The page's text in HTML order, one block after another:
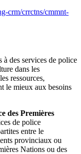
crm/crrctns/cmmnt-
à des services de police
dans les
ressources,
le mieux aux besoins
des Premières
de police
entre le
provinciaux ou
Nations ou des